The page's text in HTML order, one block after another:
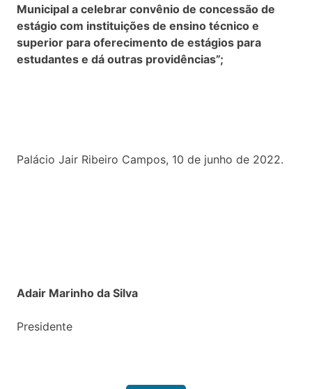
Municipal a celebrar convênio de concessão de
estágio com instituições de ensino técnico e
superior para oferecimento de estágios para
estudantes e dá outras providências”;
Palácio Jair Ribeiro Campos, 10 de junho de 2022.
Adair Marinho da Silva
Presidente